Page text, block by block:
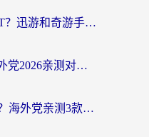
海外玩国内手游卡成PPT？迅游和奇游手游哪个好？附真实VPN评测及番茄加速器体验
迅游和穿梭哪个好？海外党2026亲测对比+免费vs付费选择指南，附番茄加速器实测体验
穿梭和腾讯VPN哪个好？海外党亲测3款热门回国加速器，附避坑指南